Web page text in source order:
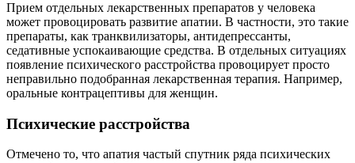
Прием отдельных лекарственных препаратов у человека
может провоцировать развитие апатии. В частности, это такие
препараты, как транквилизаторы, антидепрессанты,
седативные успокаивающие средства. В отдельных ситуациях
появление психического расстройства провоцирует просто
неправильно подобранная лекарственная терапия. Например,
оральные контрацептивы для женщин.
Психические расстройства
Отмечено то, что апатия частый спутник ряда психических